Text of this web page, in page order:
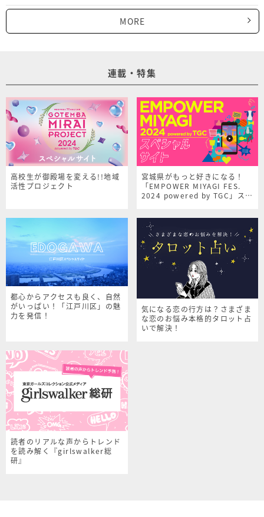
MORE
連載・特集
高校生が御殿場を変える!!地域
活性プロジェクト
宮城県がもっと好きになる！
「EMPOWER MIYAGI FES.
2024 powered by TGC」スペ
都心からアクセスも良く、自然
がいっぱい！「江戸川区」の魅
力を発信！
気になる恋の行方は？さまざま
な恋のお悩み本格的タロット占
いで解決！
読者のリアルな声からトレンド
を読み解く『girlswalker総
研』